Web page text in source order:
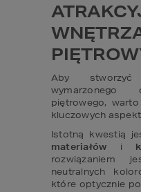
Aby stworzyć
piętrowego,
kluczowych
Istotną kwestią
materiałów i
rozwiązaniem
neutralnych
które optycznie